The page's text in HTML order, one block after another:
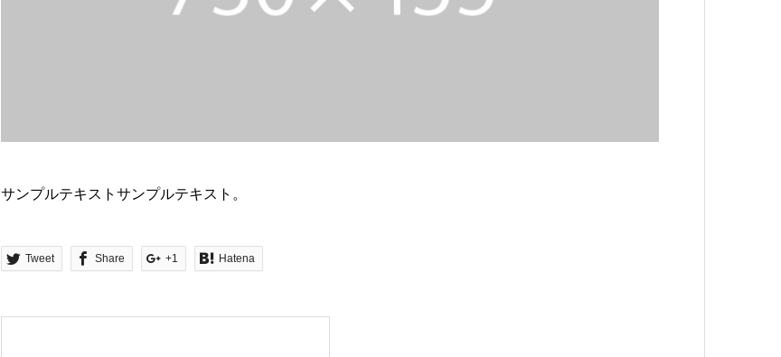
サンプルテキストサンプルテキスト。
Tweet Share +1 Hatena